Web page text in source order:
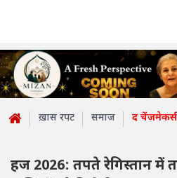
ख़ास रपट समाज द चेंजमेकर्स
हज 2026: तपते रेगिस्तान में